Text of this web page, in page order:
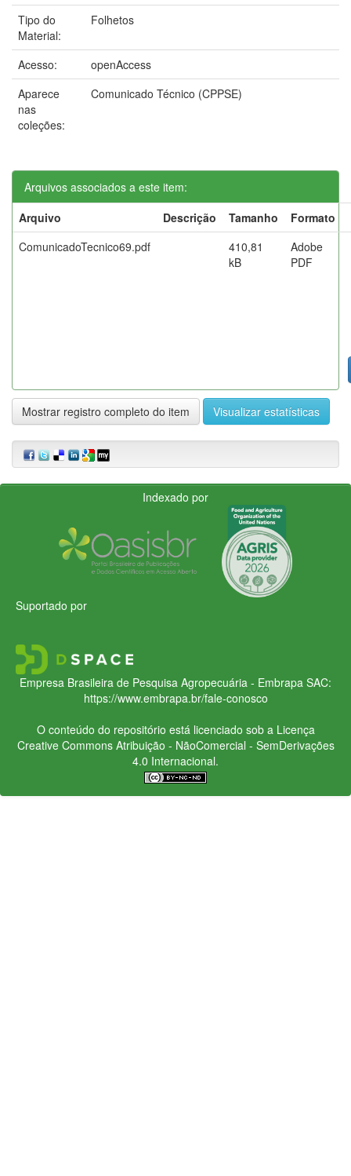
Tipo do
Material:
Folhetos
Acesso:
openAccess
Aparece
nas
coleções:
Comunicado Técnico (CPPSE)
Arquivos associados a este item:
Arquivo
Descrição Tamanho
Formato
ComunicadoTecnico69.pdf
410,81
kB
Adobe
PDF
Mostrar registro completo do item Visualizar estatísticas
Indexado por
Suportado por
Empresa Brasileira de Pesquisa Agropecuária - Embrapa SAC:
https://www.embrapa.br/fale-conosco
O conteúdo do repositório está licenciado sob a Licença
Creative CommonsAtribuição - NãoComercial - SemDerivações
4.0 Internacional.